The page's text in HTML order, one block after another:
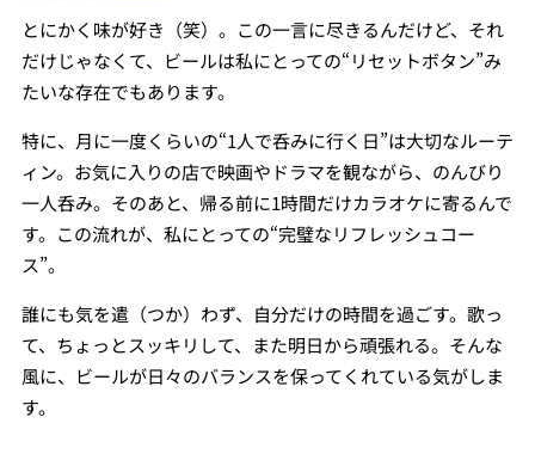
とにかく味が好き（笑）。この一言に尽きるんだけど、それ
だけじゃなくて、ビールは私にとっての“リセットボタン”み
たいな存在でもあります。
特に、月に一度くらいの“1人で呑みに行く日”は大切なルーテ
ィン。お気に入りの店で映画やドラマを観ながら、のんびり
一人呑み。そのあと、帰る前に1時間だけカラオケに寄るんで
す。この流れが、私にとっての“完璧なリフレッシュコー
ス”。
誰にも気を遣（つか）わず、自分だけの時間を過ごす。歌っ
て、ちょっとスッキリして、また明日から頑張れる。そんな
風に、ビールが日々のバランスを保ってくれている気がしま
す。